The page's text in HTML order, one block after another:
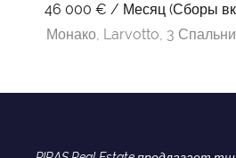
46 000 € / Месяц (Сборы
Монако, Larvotto, 3